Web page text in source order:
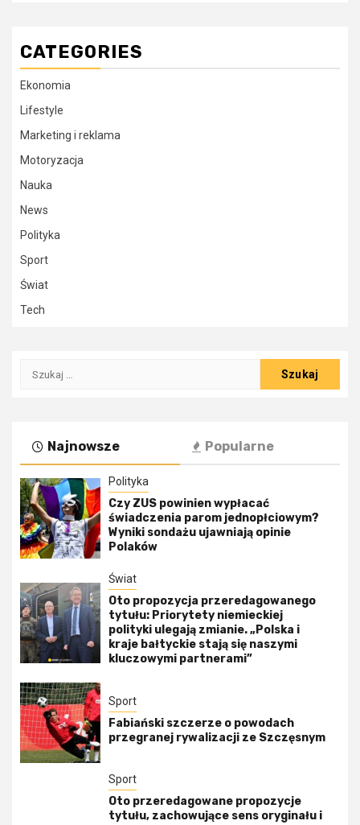
CATEGORIES
Ekonomia
Lifestyle
Marketing i reklama
Motoryzacja
Nauka
News
Polityka
Sport
Świat
Tech
Szukaj:
Najnowsze Popularne
Polityka
Czy ZUS powinien wypłacać
świadczenia parom jednopłciowym?
Wyniki sondażu ujawniają opinie
Polaków
Świat
Oto propozycja przeredagowanego
tytułu: Priorytety niemieckiej
polityki ulegają zmianie. „Polska i
kraje bałtyckie stają się naszymi
kluczowymi partnerami”
Sport
Fabiański szczerze o powodach
przegranej rywalizacji ze Szczęsnym
Sport
Oto przeredagowane propozycje
tytułu, zachowujące sens oryginału i